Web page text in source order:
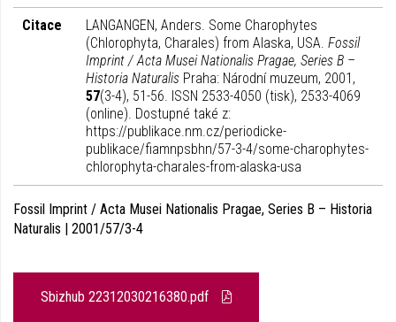
Citace
LANGANGEN, Anders. Some Charophytes
(Chlorophyta, Charales) from Alaska, USA. Fossil
Imprint / Acta Musei Nationalis Pragae, Series B –
Historia Naturalis Praha: Národní muzeum, 2001,
57(3-4), 51-56. ISSN 2533-4050 (tisk), 2533-4069
(online). Dostupné také z:
https://publikace.nm.cz/periodicke-
publikace/fiamnpsbhn/57-3-4/some-charophytes-
chlorophyta-charales-from-alaska-usa
Fossil Imprint / Acta Musei Nationalis Pragae, Series B – Historia
Naturalis | 2001/57/3-4
Sbizhub 22312030216380.pdf